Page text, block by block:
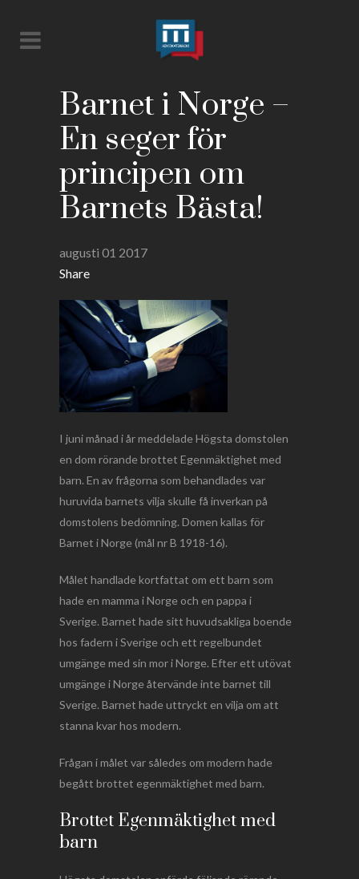
Barnet i Norge –
En seger för
principen om
Barnets Bästa!
augusti 01 2017
Share
I juni månad i år meddelade Högsta domstolen
en dom rörande brottet Egenmäktighet med
barn. En av frågorna som behandlades var
huruvida barnets vilja skulle få inverkan på
domstolens bedömning. Domen kallas för
Barnet i Norge (mål nr B 1918-16).
Målet handlade kortfattat om ett barn som
hade en mamma i Norge och en pappa i
Sverige. Barnet hade sitt huvudsakliga boende
hos fadern i Sverige och ett regelbundet
umgänge med sin mor i Norge. Efter ett utövat
umgänge i Norge återvände inte barnet till
Sverige. Barnet hade uttryckt en vilja om att
stanna kvar hos modern.
Frågan i målet var således om modern hade
begått brottet egenmäktighet med barn.
Brottet Egenmäktighet med
barn